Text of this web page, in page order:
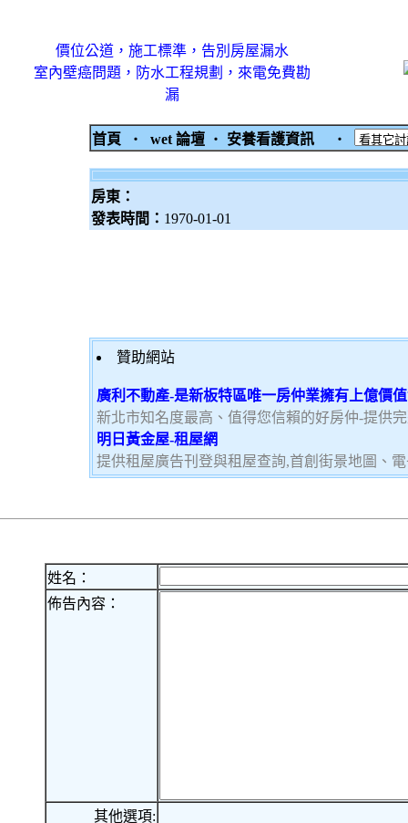
價位公道，施工標準，告別房屋漏水
室內壁癌問題，防水工程規劃，來電免費勘
漏
首頁 ‧ wet 論壇 ‧ 安養看護資訊 ‧
房東：
發表時間： 1970-01-01
贊助網站
廣利不動產-是新板特區唯一房仲業擁有上億價
新北市知名度最高、值得您信賴的好房仲-提供
明日黃金屋-租屋網
提供租屋廣告刊登與租屋查詢,首創街景地圖、
姓名：
佈告內容：
其他選項: